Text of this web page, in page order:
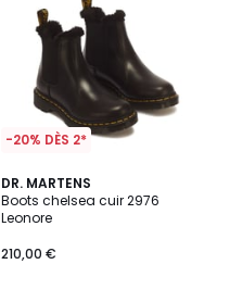
-20% DÈS 2*
DR. MARTENS
Boots chelsea cuir 2976
Leonore
210,00 €
4,7
/ 5